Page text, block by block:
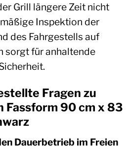
Grill längere Zeit nicht
Inspektion der
des Fahrgestells auf
sorgt für anhaltende
Fragen zu
Fassform 90 cm x 83
Dauerbetrieb im Freien